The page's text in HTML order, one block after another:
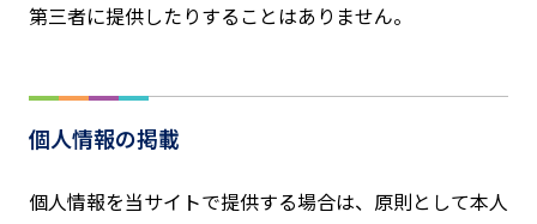
第三者に提供したりすることはありません。
個人情報の掲載
個人情報を当サイトで提供する場合は、原則として本人